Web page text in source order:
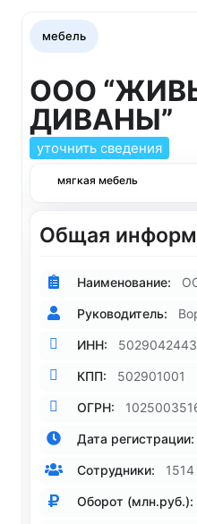
мебель
ООО
ДИВАНЫ”
уточнить сведения
мягкая мебель
Общая
Наименование:
Руководитель:
ИНН: 5029042443
КПП: 502901001
ОГРН:
Дата регистрации:
Сотрудники: 1514
Оборот (млн.руб.):